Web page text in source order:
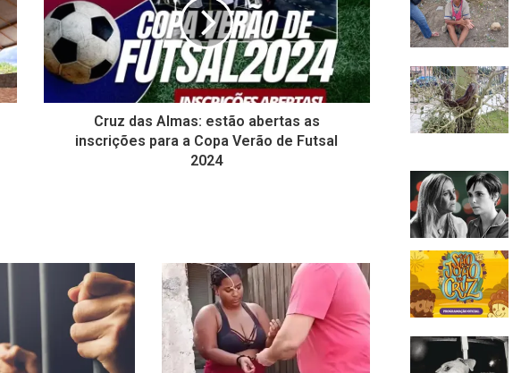
Cruz das Almas: estão abertas as
inscrições para a Copa Verão de Futsal
2024